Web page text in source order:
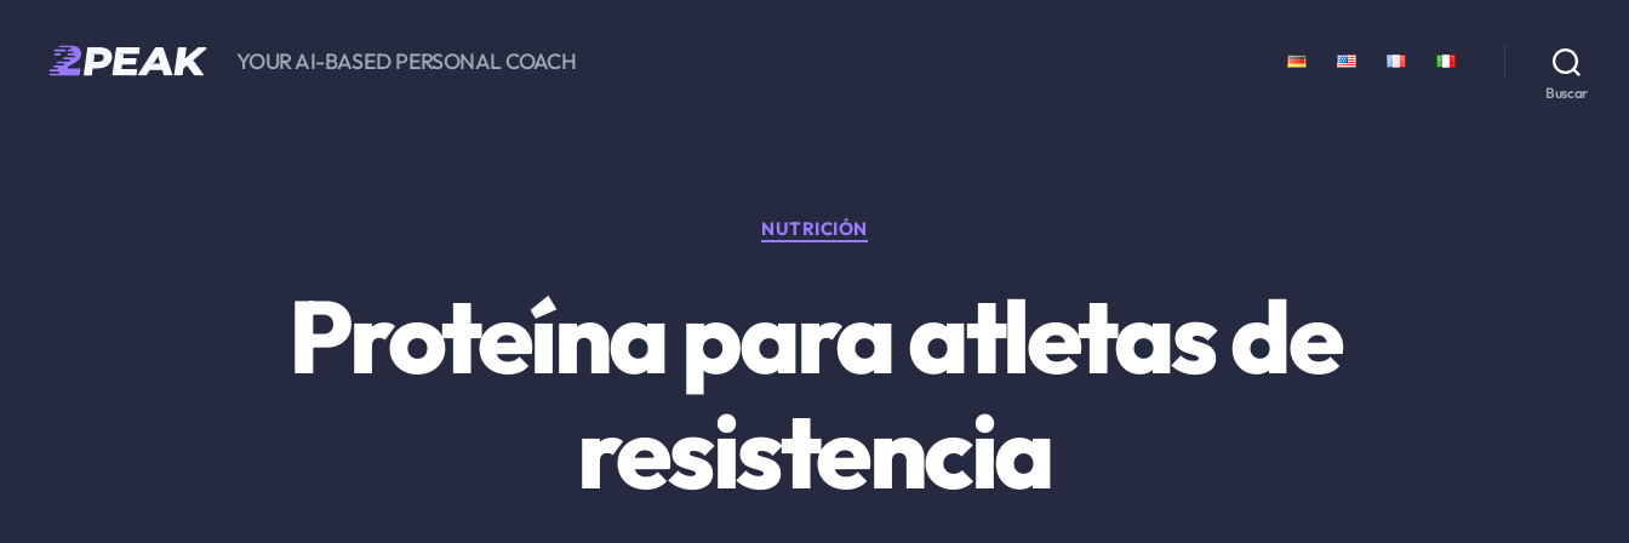
YOUR AI-BASED PERSONAL COACH
Buscar
Categorías
NUTRICIÓN
Proteína para atletas de
resistencia